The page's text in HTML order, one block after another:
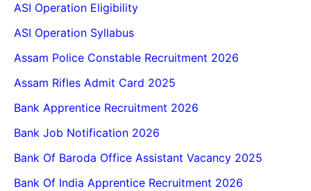
ASI Operation Eligibility
ASI Operation Syllabus
Assam Police Constable Recruitment 2026
Assam Rifles Admit Card 2025
Bank Apprentice Recruitment 2026
Bank Job Notification 2026
Bank Of Baroda Office Assistant Vacancy 2025
Bank Of India Apprentice Recruitment 2026